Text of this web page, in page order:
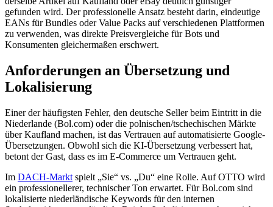
gefunden wird. Der professionelle Ansatz besteht darin, eindeutige
EANs für Bundles oder Value Packs auf verschiedenen Plattformen
zu verwenden, was direkte Preisvergleiche für Bots und
Konsumenten gleichermaßen erschwert.
Anforderungen an Übersetzung und
Lokalisierung
Einer der häufigsten Fehler, den deutsche Seller beim Eintritt in die
Niederlande (Bol.com) oder die polnischen/tschechischen Märkte
über Kaufland machen, ist das Vertrauen auf automatisierte Google-
Übersetzungen. Obwohl sich die KI-Übersetzung verbessert hat,
betont der Gast, dass es im E-Commerce um Vertrauen geht.
Im DACH-Markt spielt „Sie“ vs. „Du“ eine Rolle. Auf OTTO wird
ein professionellerer, technischer Ton erwartet. Für Bol.com sind
lokalisierte niederländische Keywords für den internen